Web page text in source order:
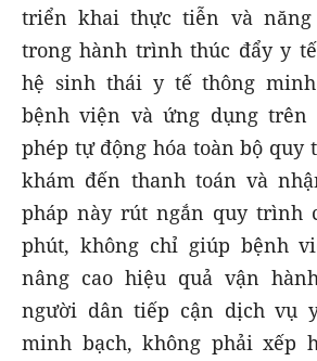
triển khai thực tiễn và năng
trong hành trình thúc đẩy y
hệ sinh thái y tế thông
bệnh viện và ứng dụng trên
phép tự động hóa toàn bộ
khám đến thanh toán và
pháp này rút ngắn quy trình
phút, không chỉ giúp bệnh
nâng cao hiệu quả vận
người dân tiếp cận dịch vụ
minh bạch, không phải xếp